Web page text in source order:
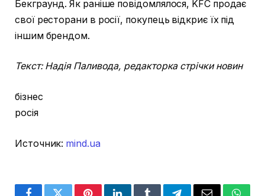
Бекграунд. Як раніше повідомлялося, KFC продає
свої ресторани в росії, покупець відкриє їх під
іншим брендом.
Текст: Надія Паливода, редакторка стрічки новин
бізнес
росія
Источник: mind.ua